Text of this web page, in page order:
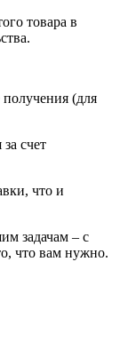
товара в
(для
счет
что и
задачам – с
что вам нужно.